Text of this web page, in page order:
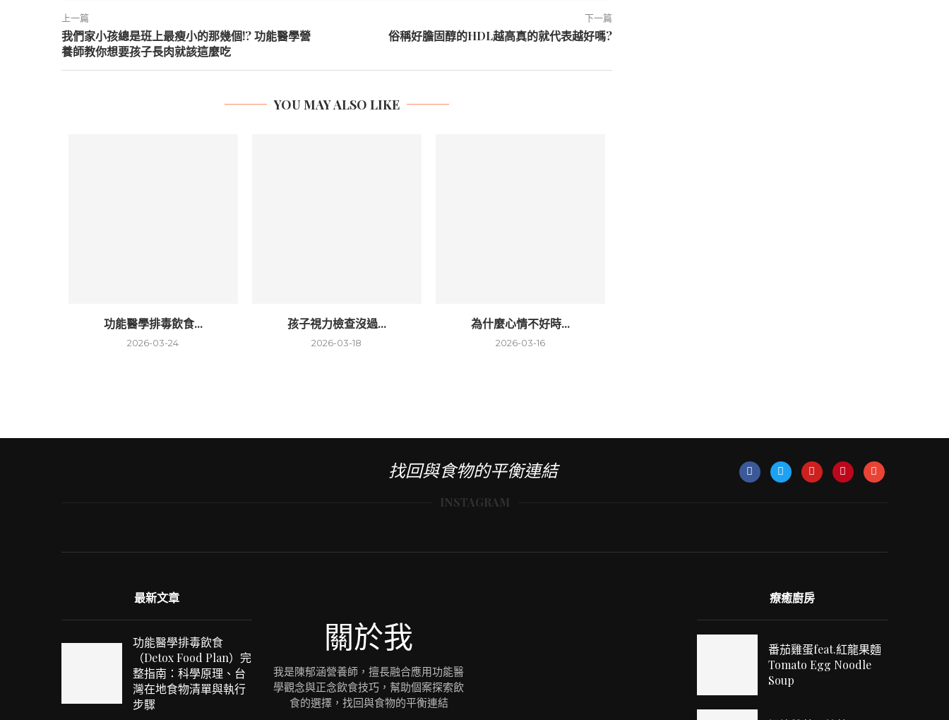
上一篇
我們家小孩總是班上最瘦小的那幾個!? 功能醫學營
養師教你想要孩子長肉就該這麼吃
下一篇
俗稱好膽固醇的HDL越高真的就代表越好嗎?
YOU MAY ALSO LIKE
功能醫學排毒飲食...
2026-03-24
孩子視力檢查沒過...
2026-03-18
為什麼心情不好時...
2026-03-16
找回與食物的平衡連結
INSTAGRAM
最新文章
功能醫學排毒飲食
（Detox Food Plan）完
整指南：科學原理、台
灣在地食物清單與執行
步驟
關於我
我是陳郁涵營養師，擅長融合應用功能醫
學觀念與正念飲食技巧，幫助個案探索飲
食的選擇，找回與食物的平衡連結
療癒廚房
番茄雞蛋feat.紅龍果麵
Tomato Egg Noodle
Soup